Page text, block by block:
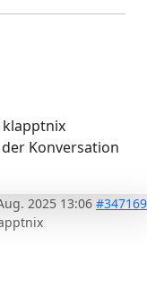
klapptnix
Konversation
2025 13:06 #347169